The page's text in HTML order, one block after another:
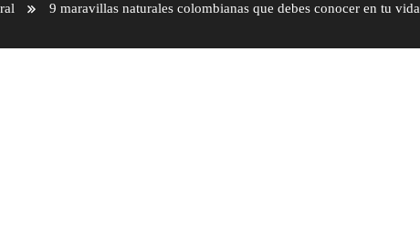
9 maravillas naturales colombianas que debes conocer en tu vida